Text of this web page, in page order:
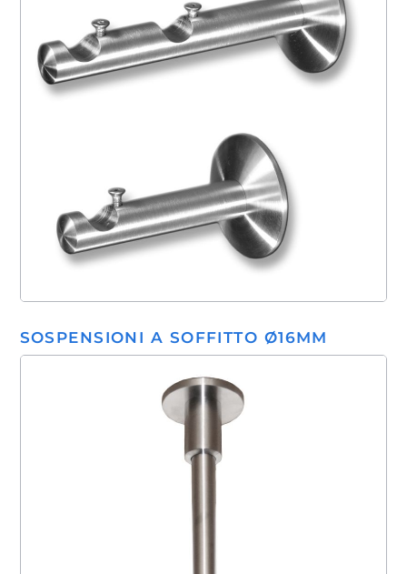
SOSPENSIONI A SOFFITTO Ø16MM